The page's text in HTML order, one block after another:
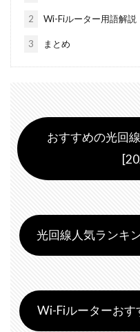
2 Wi-Fiルーター用語解説
3 まとめ
おすすめの光回
光回線人気ランキ
Wi-Fiルーターおす